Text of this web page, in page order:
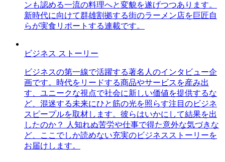
ンも認める一流の料理へと変貌を遂げつつあります。
新時代に向けて群雄割拠する街のラーメン店を巨匠自
らが実食リポートする連載です。
ビジネス ストーリー
ビジネスの第一線で活躍する著名人のインタビュー企
画です。時代をリードする商品やサービスを産み出
す、ユニークな視点で社会に新しい価値を提供するな
ど、混迷する未来にひと筋の光を照らす注目のビジネ
スピープルを取材します。彼らはいかにして結果を出
したのか？ 人知れぬ苦労や仕事で得た意外な気づきな
ど、ここでしか読めない充実のビジネスストーリーを
お届けします。